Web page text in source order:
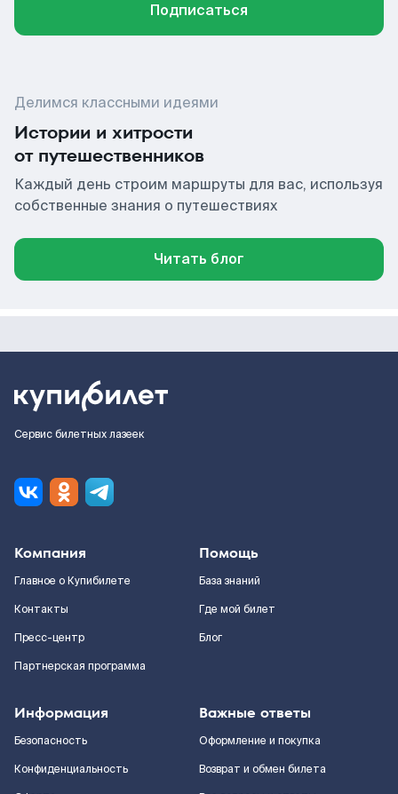
Подписаться
Делимся классными идеями
Истории и хитрости
от путешественников
Каждый день строим маршруты для вас, используя
собственные знания о путешествиях
Читать блог
Сервис билетных лазеек
Компания
Главное о Купибилете
Контакты
Пресс-центр
Партнерская программа
Помощь
База знаний
Где мой билет
Блог
Информация
Безопасность
Конфиденциальность
Важные ответы
Оформление и покупка
Возврат и обмен билета